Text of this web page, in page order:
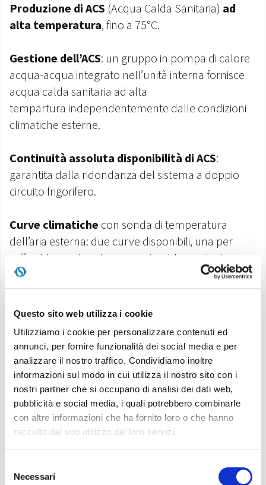
Questo sito web utilizza i cookie
Utilizziamo i cookie per personalizzare contenuti ed
annunci, per fornire funzionalità dei social media e per
analizzare il nostro traffico. Condividiamo inoltre
informazioni sul modo in cui utilizza il nostro sito con i
nostri partner che si occupano di analisi dei dati web,
pubblicità e social media, i quali potrebbero combinarle
con altre informazioni che ha fornito loro o che hanno
raccolto dal suo utilizzo dei loro servizi.
delNecessari
Produzione di ACS (Acqua Calda Sanitaria) ad
alta temperatura, fino a 75°C.
Gestione dell’ACS: un gruppo in pompa di calore
acqua-acqua integrato nell’unità interna fornisce
acqua calda sanitaria ad alta
tempartura independentemente dalle condizioni
climatiche esterne.
Continuità assoluta disponibilità di ACS:
garantita dalla ridondanza del sistema a doppio
circuito frigorifero.
Curve climatiche con sonda di temperatura
dell’aria esterna: due curve disponibili, una per
raffreddamento ed una per riscaldamento. Le
curve climatiche permettono di variare la
temperatura dell’acqua di alimentazione
dell’impianto in funzione delle condizioni
termico dell’edificio, al fine di ottenere un
risparmio energetico.
Set point configurabili: due set point in
raffreddamento, Tre set point in riscaldamento
(uno dei quali per ACS): i set point
Resistenze elettriche doppio stadio di serie: